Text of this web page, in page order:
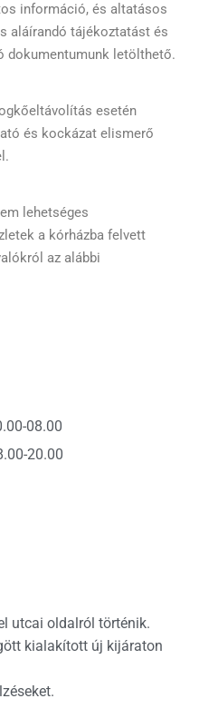
információ, és altatásos
aláírandó tájékoztatást és
dokumentumunk letölthető.
esetén
és kockázat elismerő
lehetséges
a kórházba felvett
az alábbi
08.00
20.00
utcai oldalról történik.
kialakított új kijáraton